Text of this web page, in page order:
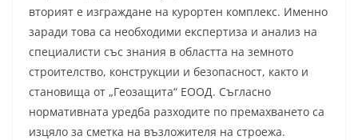
вторият е изграждане на курортен комплекс. Именно
заради това са необходими експертиза и анализ на
специалисти със знания в областта на земното
строителство, конструкции и безопасност, както и
становища от „Геозащита“ ЕООД. Съгласно
нормативната уредба разходите по премахването са
изцяло за сметка на възложителя на строежа.